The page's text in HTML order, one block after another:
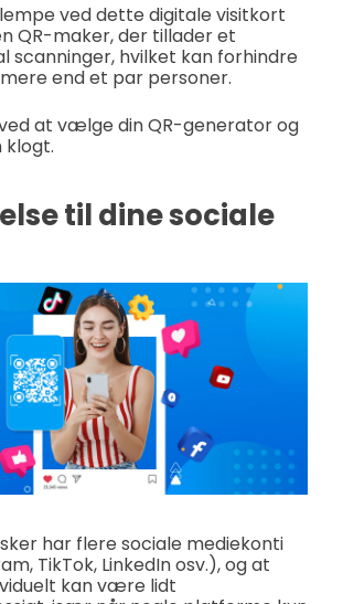
ved dette digitale visitkort
QR-maker, der tillader et
scanninger, hvilket kan forhindre
end et par personer.
at vælge din QR-generator og
klogt.
til dine sociale
har flere sociale mediekonti
TikTok, LinkedIn osv.), og at
kan være lidt